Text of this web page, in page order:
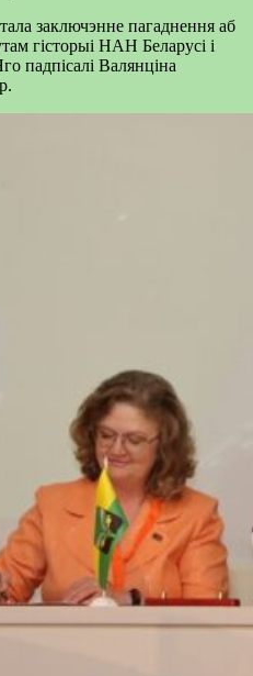
заключэнне пагаднення аб
гісторыі НАН Беларусі i
падпісалі Валянціна